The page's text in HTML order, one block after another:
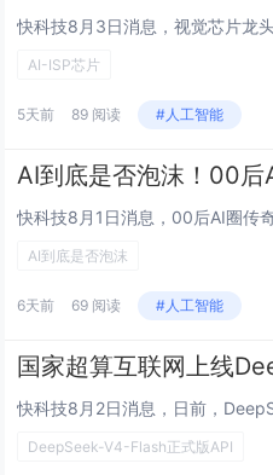
AI-ISP芯片
5天前 89 阅读 #人工智能
AI到底是否泡沫
6天前 69 阅读 #人工智能
DeepSeek-V4-Flash正式版API